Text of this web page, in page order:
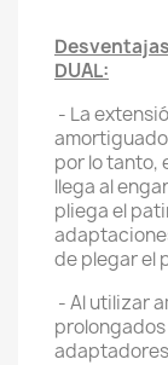
DUAL:
- La
por lo tanto,
llega al
pliega el
de plegar el
- Al utilizar